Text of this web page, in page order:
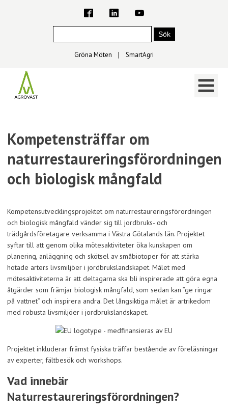
Gröna Möten ∣ SmartAgri
Kompetensträffar om
naturrestaureringsförordningen
och biologisk mångfald
Kompetensutvecklingsprojektet om naturrestaureringsförordningen
och biologisk mångfald vänder sig till jordbruks- och
trädgårdsföretagare verksamma i Västra Götalands län. Projektet
syftar till att genom olika mötesaktiviteter öka kunskapen om
planering, anläggning och skötsel av småbiotoper för att stärka
hotade arters livsmiljöer i jordbrukslandskapet. Målet med
mötesaktiviteterna är att deltagarna ska bli inspirerade att göra egna
åtgärder som främjar biologisk mångfald, som sedan kan ”ge ringar
på vattnet” och inspirera andra. Det långsiktiga målet är artrikedom
med robusta livsmiljöer i jordbrukslandskapet.
Projektet inkluderar främst fysiska träffar bestående av föreläsningar
av experter, fältbesök och workshops.
Vad innebär
Naturrestaureringsförordningen?